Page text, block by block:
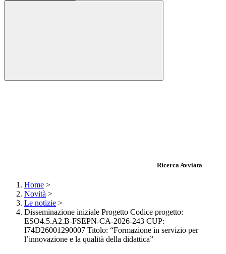
Ricerca Avviata
Home >
Novità >
Le notizie >
Disseminazione iniziale Progetto Codice progetto:
ESO4.5.A2.B-FSEPN-CA-2026-243 CUP:
I74D26001290007 Titolo: “Formazione in servizio per
l’innovazione e la qualità della didattica”